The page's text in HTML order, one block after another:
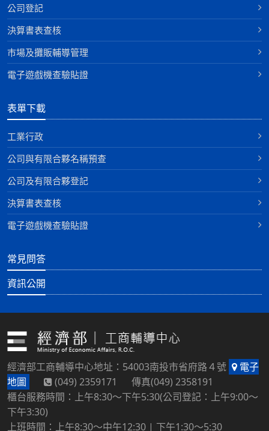
公司登記
決算書表查核
巿場及攤販輔導管理
電子遊戲機查驗貼證
表單下載
工業行政
公司與有限合夥名稱預查
公司及有限合夥登記
決算書表查核
電子遊戲機查驗貼證
常見問答
資訊公開
經濟部工商輔導中心地址：54003南投市省府路４號
電子
地圖
(049) 2359171 傳真(049) 2358191
櫃台服務時間：上午8:30～下午5:30(公司登記：上午9:00～
下午3:30)
上班時間：上午8:30～中午12:30 | 下午1:30～5:30